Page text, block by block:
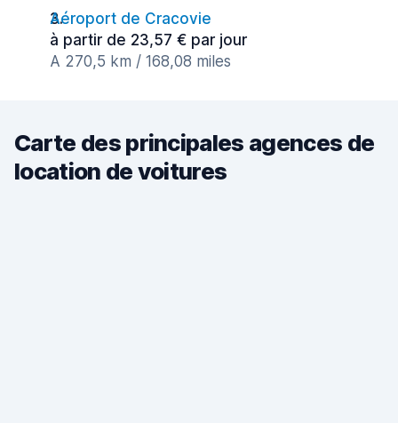
Aéroport de Cracovie
à partir de 23,57 € par jour
A 270,5 km / 168,08 miles
Carte des principales agences de
location de voitures